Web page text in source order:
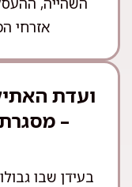
אזרחי
ועדת
–
בעידן שבו